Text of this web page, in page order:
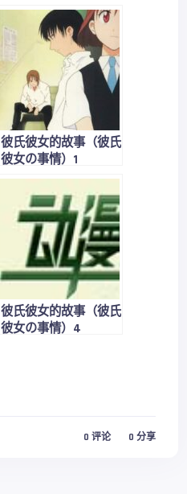
彼氏彼女的故事（彼氏
彼女の事情）1
彼氏彼女的故事（彼氏
彼女の事情）4
0 评论 0 分享